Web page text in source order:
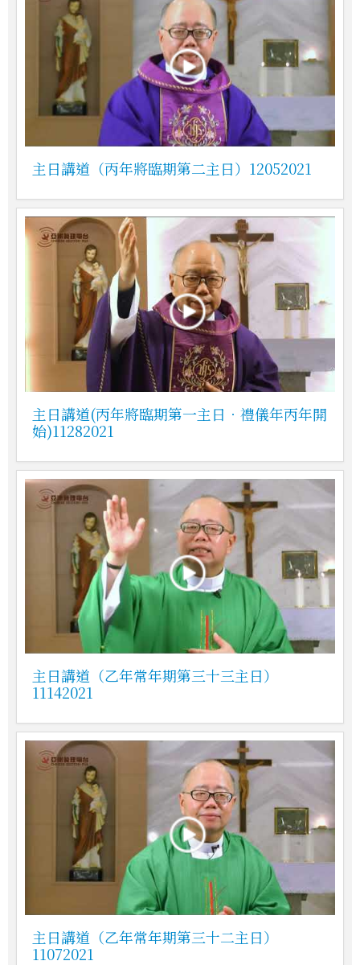
主日講道（丙年將臨期第二主日）12052021
主日講道(丙年將臨期第一主日．禮儀年丙年開
始)11282021
主日講道（乙年常年期第三十三主日）
11142021
主日講道（乙年常年期第三十二主日）
11072021